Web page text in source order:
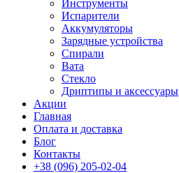
Инструменты
Испарители
Аккумуляторы
Зарядные устройства
Спирали
Вата
Стекло
Дриптипы и аксессуары
Акции
Главная
Оплата и доставка
Блог
Контакты
+38 (096) 205-02-04